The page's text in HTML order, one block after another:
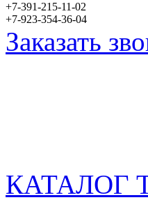
+7-391-215-11-02
+7-923-354-36-04
Заказать
КАТАЛОГ